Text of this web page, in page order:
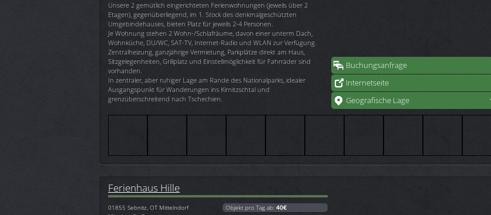
Buchungsanfrage
Internetseite
Geografische Lage
Unsere 2 gemütlich eingerichteten Ferienwohnungen (jeweils über 2
Etagen), gegenüberliegend, im 1. Stock des denkmalgeschützten
Umgebindehauses, bieten Platz für jeweils 2-4 Personen.
Je Wohnung stehen 2 Wohn-/Schlafräume, davon einer unterm Dach,
Wohnküche, DU/WC, SAT-TV, Internet-Radio und WLAN zur Verfügung.
Zentralheizung, ganzjährige Vermietung, Parkplätze direkt am Haus,
Sitzgelegenheiten, Grillplatz und Einstellmöglichkeit für Fahrräder sind
vorhanden.
In zentraler, aber ruhiger Lage am Rande des Nationalparks, idealer
Ausgangspunkt für Wanderungen ins Kirnitzschtal und
grenzüberschreitend nach Tschechien.
Ferienhaus Hille
01855 Sebnitz, OT Mittelndorf
Objekt pro Tag ab: 40€